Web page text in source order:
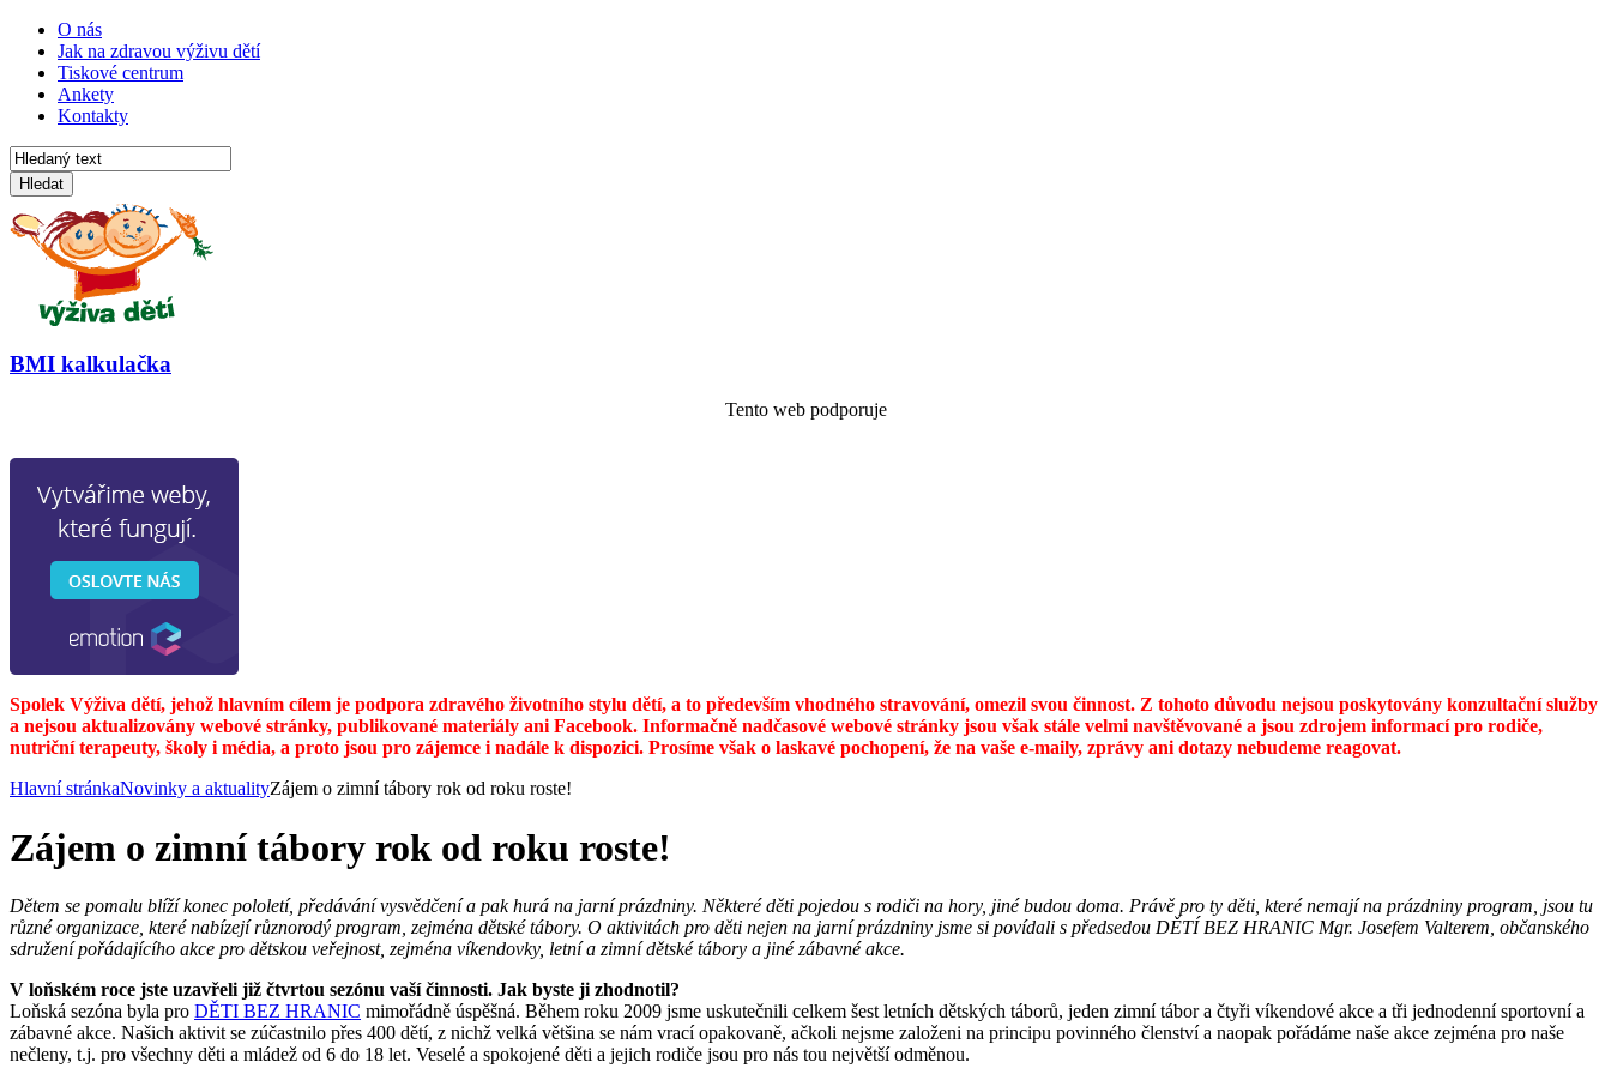
O nás
Jak na zdravou výživu dětí
Tiskové centrum
Ankety
Kontakty
Hledat
BMI kalkulačka
Tento web podporuje
Spolek Výživa dětí, jehož hlavním cílem je podpora zdravého životního stylu dětí, a to především vhodného stravování, omezil svou činnost. Z tohoto důvodu nejsou poskytovány konzultační služby
a nejsou aktualizovány webové stránky, publikované materiály ani Facebook. Informačně nadčasové webové stránky jsou však stále velmi navštěvované a jsou zdrojem informací pro rodiče,
nutriční terapeuty, školy i média, a proto jsou pro zájemce i nadále k dispozici. Prosíme však o laskavé pochopení, že na vaše e-maily, zprávy ani dotazy nebudeme reagovat.
Hlavní stránkaNovinky a aktualityZájem o zimní tábory rok od roku roste!
Zájem o zimní tábory rok od roku roste!
Dětem se pomalu blíží konec pololetí, předávání vysvědčení a pak hurá na jarní prázdniny. Některé děti pojedou s rodiči na hory, jiné budou doma. Právě pro ty děti, které nemají na prázdniny program, jsou tu
různé organizace, které nabízejí různorodý program, zejména dětské tábory. O aktivitách pro děti nejen na jarní prázdniny jsme si povídali s předsedou DĚTÍ BEZ HRANIC Mgr. Josefem Valterem, občanského
sdružení pořádajícího akce pro dětskou veřejnost, zejména víkendovky, letní a zimní dětské tábory a jiné zábavné akce.
V loňském roce jste uzavřeli již čtvrtou sezónu vaší činnosti. Jak byste ji zhodnotil?
Loňská sezóna byla pro DĚTI BEZ HRANIC mimořádně úspěšná. Během roku 2009 jsme uskutečnili celkem šest letních dětských táborů, jeden zimní tábor a čtyři víkendové akce a tři jednodenní sportovní a
zábavné akce. Našich aktivit se zúčastnilo přes 400 dětí, z nichž velká většina se nám vrací opakovaně, ačkoli nejsme založeni na principu povinného členství a naopak pořádáme naše akce zejména pro naše
nečleny, t.j. pro všechny děti a mládež od 6 do 18 let. Veselé a spokojené děti a jejich rodiče jsou pro nás tou největší odměnou.